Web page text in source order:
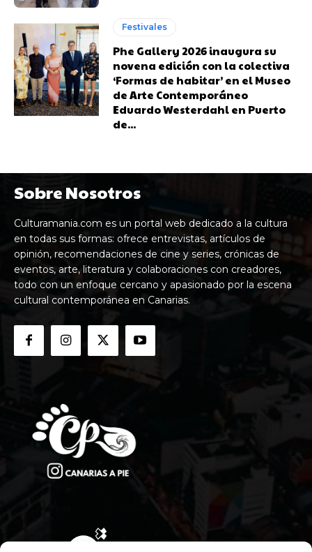
Festivales
Phe Gallery 2026 inaugura su
novena edición con la colectiva
‘Formas de habitar’ en el Museo
de Arte Contemporáneo
Eduardo Westerdahl en Puerto
de...
Sobre Nosotros
Culturamania.com es un portal web dedicado a la cultura
en todas sus formas: ofrece entrevistas, artículos de
opinión, recomendaciones de cine y series, crónicas de
eventos, arte, literatura y colaboraciones con creadores,
todo con un enfoque cercano y apasionado por la escena
cultural contemporánea en Canarias.